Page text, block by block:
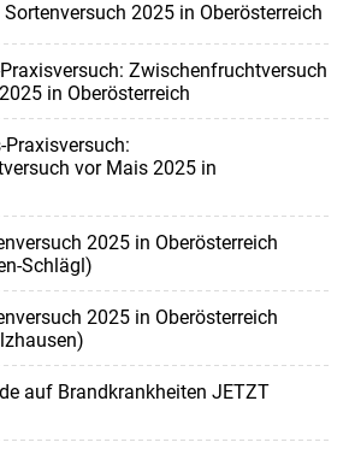
2025 in Oberösterreich
Zwischenfruchtversuch
in Oberösterreich
Praxisversuch:
vor Mais 2025 in
2025 in Oberösterreich
Schlägl)
2025 in Oberösterreich
auf Brandkrankheiten JETZT